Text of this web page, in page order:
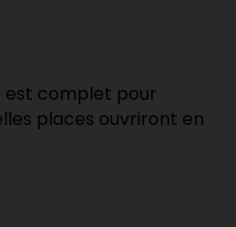
est complet pour
places ouvriront en